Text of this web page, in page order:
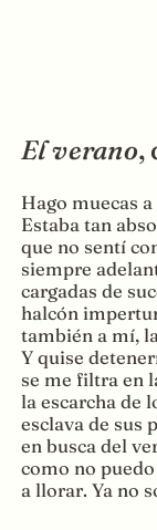
El verano,
Hago muecas a
Estaba tan
que no sentí
siempre
cargadas de
halcón
también a mí,
Y quise
se me filtra en
la escarcha de
esclava de sus
en busca del
como no
a llorar. Ya no